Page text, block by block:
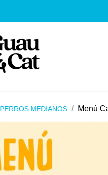
PERROS MEDIANOS Menú